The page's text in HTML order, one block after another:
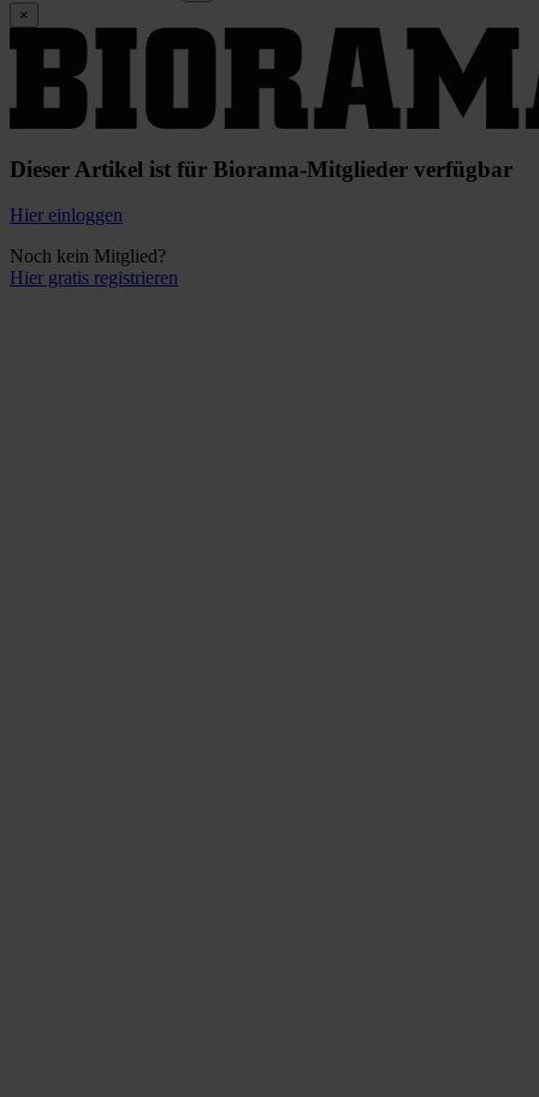
×
Dieser Artikel ist für Biorama-Mitglieder verfügbar
Hier einloggen
Noch kein Mitglied?
Hier gratis registrieren